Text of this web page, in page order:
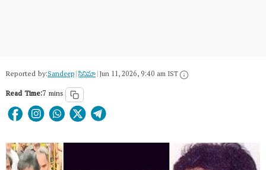
Reported by:Sandeep|సినిమా|Jun 11, 2026, 9:40 am IST
Read Time:7 mins